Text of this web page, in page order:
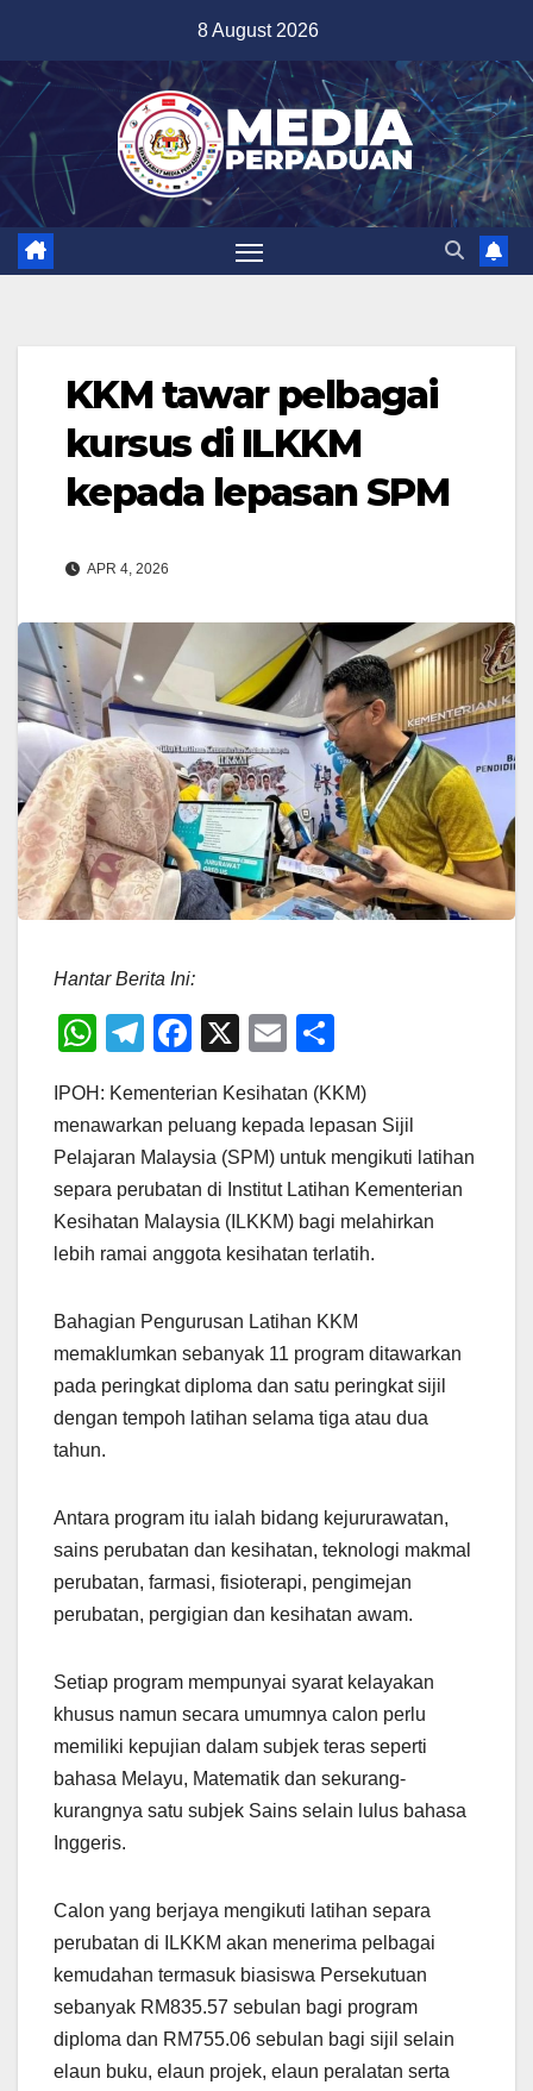
content
8 August 2026
KKM tawar pelbagai
kursus di ILKKM
kepada lepasan SPM
APR 4, 2026
Hantar Berita Ini:
W
at
s
A
p
p
T
e
gr
a
m
F
c
e
b
o
o
X
E
ail ar
e
IPOH: Kementerian Kesihatan (KKM)
menawarkan peluang kepada lepasan Sijil
Pelajaran Malaysia (SPM) untuk mengikuti latihan
separa perubatan di Institut Latihan Kementerian
Kesihatan Malaysia (ILKKM) bagi melahirkan
lebih ramai anggota kesihatan terlatih.
Bahagian Pengurusan Latihan KKM
memaklumkan sebanyak 11 program ditawarkan
pada peringkat diploma dan satu peringkat sijil
dengan tempoh latihan selama tiga atau dua
tahun.
Antara program itu ialah bidang kejururawatan,
sains perubatan dan kesihatan, teknologi makmal
perubatan, farmasi, fisioterapi, pengimejan
perubatan, pergigian dan kesihatan awam.
Setiap program mempunyai syarat kelayakan
khusus namun secara umumnya calon perlu
memiliki kepujian dalam subjek teras seperti
bahasa Melayu, Matematik dan sekurang-
kurangnya satu subjek Sains selain lulus bahasa
Inggeris.
Calon yang berjaya mengikuti latihan separa
perubatan di ILKKM akan menerima pelbagai
kemudahan termasuk biasiswa Persekutuan
sebanyak RM835.57 sebulan bagi program
diploma dan RM755.06 sebulan bagi sijil selain
elaun buku, elaun projek, elaun peralatan serta